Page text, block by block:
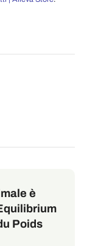
è
Poids